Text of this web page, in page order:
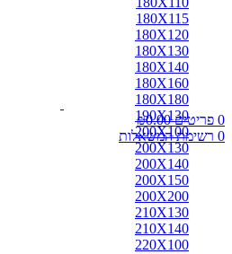
0 פריטים ₪0.00
0 רשימת המשאלות
180X115
180X120
180X130
180X140
180X160
180X180
190X130
200X100
200X130
200X140
200X150
200X200
210X130
210X140
220X100